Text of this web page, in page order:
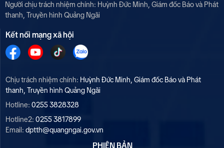
Người chịu trách nhiệm chính: Huỳnh Đức Minh, Giám đốc Báo và Phát
thanh, Truyền hình Quảng Ngãi
Kết nối mạng xã hội
Chịu trách nhiệm chính: Huỳnh Đức Minh, Giám đốc Báo và Phát
thanh, Truyền hình Quảng Ngãi
Hotline: 0255 3828328
Hotline2: 0255 3817899
Email: dptth@quangngai.gov.vn
PHIÊN BẢN